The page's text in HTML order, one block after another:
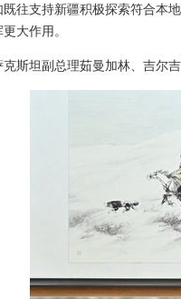
既往支持新疆积极探索符合本
大作用。
克斯坦副总理茹曼加林、吉尔